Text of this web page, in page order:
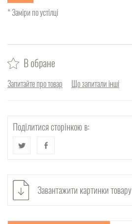
* Заміри по устілці
В обране
Запитайте про товар Що запитали інші
Поділитися сторінкою в:
Завантажити картинки товару